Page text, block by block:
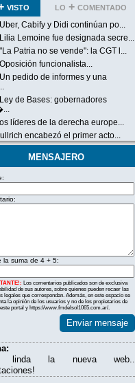
visto lo + comentado
Cabify y Didi continúan po...
Lemoine fue designada secre...
Patria no se vende": la CGT l...
funcionalista...
pedido de informes y una
de Bases: gobernadores
líderes de la derecha europe...
encabezó el primer acto...
mensajero
la suma de 4 + 5:
Los comentarios publicados son de exclusiva
de sus autores, sobre quienes pueden recaer las
legales que correspondan. Además, en este espacio se
la opinión de los usuarios y no de los propietarios de
este portal y https://www.fmdelsol1065.com.ar/.
Enviar mensaje
linda la nueva web..